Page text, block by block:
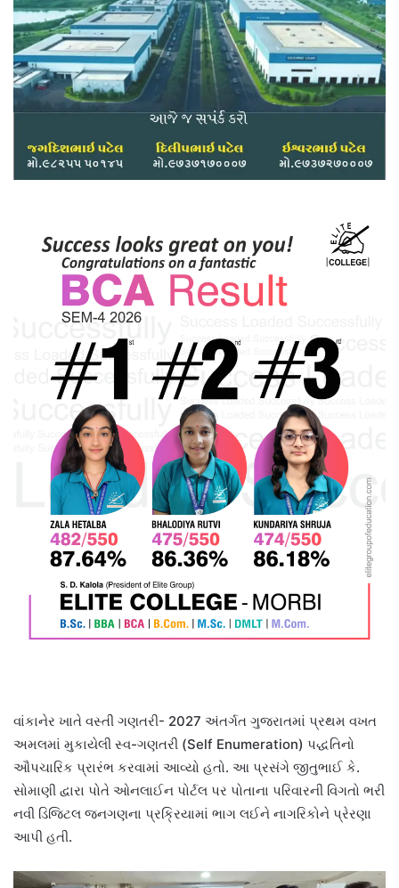
વાંકાનેર ખાતે વસ્તી ગણતરી- 2027 અંતર્ગત ગુજરાતમાં પ્રથમ વખત
અમલમાં મુકાયેલી સ્વ-ગણતરી (Self Enumeration) પદ્ધતિનો
ઔપચારિક પ્રારંભ કરવામાં આવ્યો હતો. આ પ્રસંગે જીતુભાઈ કે.
સોમાણી દ્વારા પોતે ઓનલાઈન પોર્ટલ પર પોતાના પરિવારની વિગતો ભરી
નવી ડિજિટલ જનગણના પ્રક્રિયામાં ભાગ લઈને નાગરિકોને પ્રેરણા
આપી હતી.